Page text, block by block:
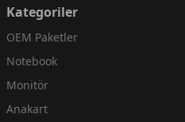
Kategoriler
OEM Paketler
Notebook
Monitör
Anakart